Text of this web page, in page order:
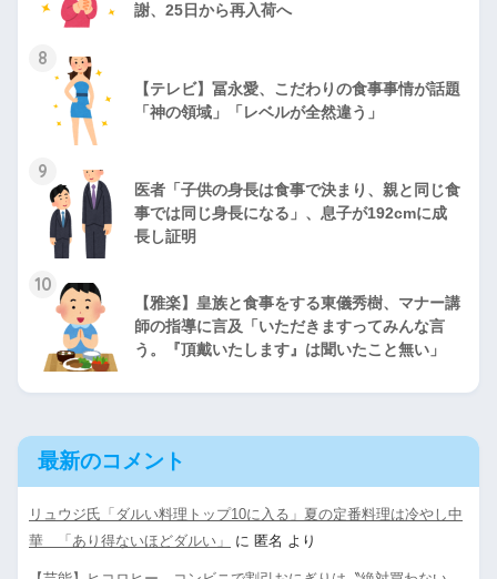
謝、25日から再入荷へ
8
【テレビ】冨永愛、こだわりの食事事情が話題
「神の領域」「レベルが全然違う」
9
医者「子供の身長は食事で決まり、親と同じ食
事では同じ身長になる」、息子が192cmに成
長し証明
10
【雅楽】皇族と食事をする東儀秀樹、マナー講
師の指導に言及「いただきますってみんな言
う。『頂戴いたします』は聞いたこと無い」
最新のコメント
リュウジ氏「ダルい料理トップ10に入る」夏の定番料理は冷やし中
華 「あり得ないほどダルい」
に 匿名 より